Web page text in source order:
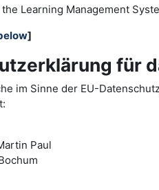
Learning Management S
]
für
im Sinne der EU-
Paul